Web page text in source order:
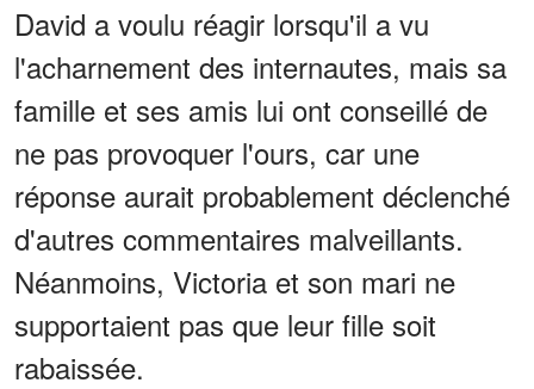
David a voulu réagir lorsqu'il a vu
l'acharnement des internautes, mais sa
famille et ses amis lui ont conseillé de
ne pas provoquer l'ours, car une
réponse aurait probablement déclenché
d'autres commentaires malveillants.
Néanmoins, Victoria et son mari ne
supportaient pas que leur fille soit
rabaissée.